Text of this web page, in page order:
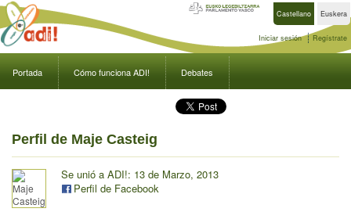
Castellano Euskera
Iniciar sesión Regístrate
Portada Cómo funciona ADI! Debates
Perfil de Maje Casteig
Se unió a ADI!: 13 de Marzo, 2013
Perfil de Facebook